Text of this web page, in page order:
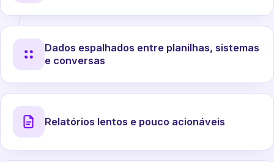
Dados espalhados entre planilhas, sistemas
e conversas
Relatórios lentos e pouco acionáveis